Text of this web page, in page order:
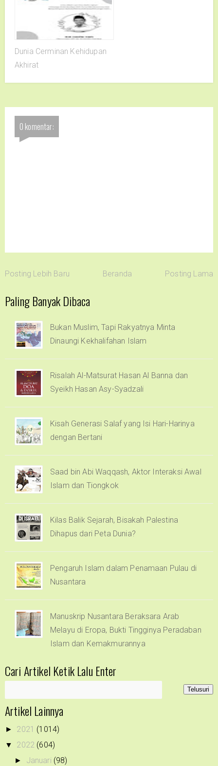
Dunia Cerminan Kehidupan
Akhirat
0 komentar:
Posting Lebih Baru Beranda Posting Lama
Paling Banyak Dibaca
Bukan Muslim, Tapi Rakyatnya Minta
Dinaungi Kekhalifahan Islam
Risalah Al-Matsurat Hasan Al Banna dan
Syeikh Hasan Asy-Syadzali
Kisah Generasi Salaf yang Isi Hari-Harinya
dengan Bertani
Saad bin Abi Waqqash, Aktor Interaksi Awal
Islam dan Tiongkok
Kilas Balik Sejarah, Bisakah Palestina
Dihapus dari Peta Dunia?
Pengaruh Islam dalam Penamaan Pulau di
Nusantara
Manuskrip Nusantara Beraksara Arab
Melayu di Eropa, Bukti Tingginya Peradaban
Islam dan Kemakmurannya
Cari Artikel Ketik Lalu Enter
Artikel Lainnya
► 2021 (1014)
▼ 2022 (604)
► Januari (98)